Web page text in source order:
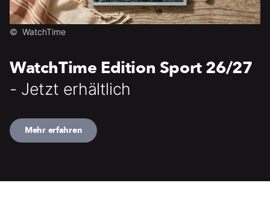
© WatchTime
WatchTime Edition Sport 26/27
- Jetzt erhältlich
Mehr erfahren